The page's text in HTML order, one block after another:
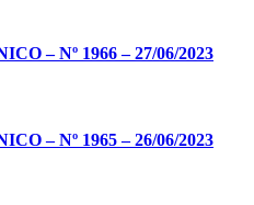
– Nº 1966 – 27/06/2023
– Nº 1965 – 26/06/2023